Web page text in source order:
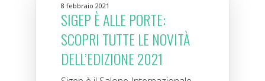
8 febbraio 2021
SIGEP È ALLE PORTE:
SCOPRI TUTTE LE NOVITÀ
DELL’EDIZIONE 2021